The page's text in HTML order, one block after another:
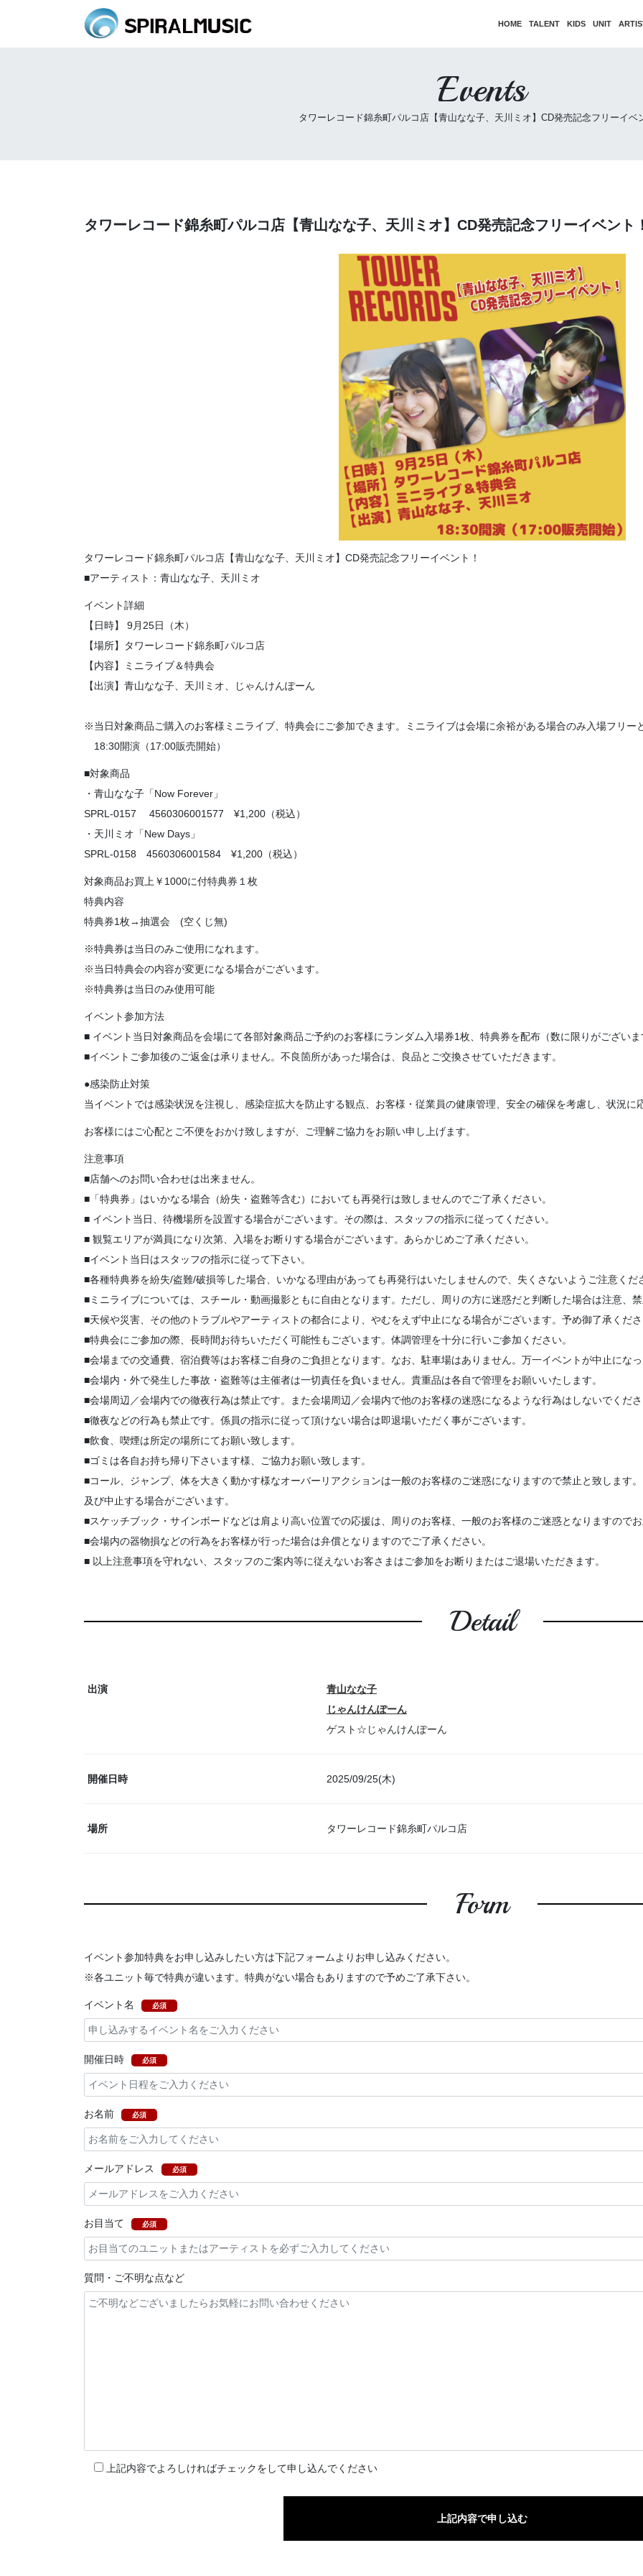
HOME TALENT KIDS UNIT
Events
タワーレコード錦糸町パルコ店【青山なな子、天川ミオ】CD発売記念フリーイベ
タワーレコード錦糸町パルコ店【青山なな子、天川ミオ】CD発売記念フリーイベント！
タワーレコード錦糸町パルコ店【青山なな子、天川ミオ】CD発売記念フリーイベント！
■アーティスト：青山なな子、天川ミオ
イベント詳細
【日時】 9月25日（木）
【場所】タワーレコード錦糸町パルコ店
【内容】ミニライブ＆特典会
【出演】青山なな子、天川ミオ、じゃんけんぽーん
※当日対象商品ご購入のお客様ミニライブ、特典会にご参加できます。ミニライブは会場に余裕がある場合のみ入場フリー
18:30開演（17:00販売開始）
■対象商品
・青山なな子「Now Forever」
SPRL-0157 4560306001577 ¥1,200（税込）
・天川ミオ「New Days」
SPRL-0158 4560306001584 ¥1,200（税込）
対象商品お買上￥1000に付特典券１枚
特典内容
特典券1枚→抽選会 (空くじ無)
※特典券は当日のみご使用になれます。
※当日特典会の内容が変更になる場合がございます。
※特典券は当日のみ使用可能
イベント参加方法
■ イベント当日対象商品を会場にて各部対象商品ご予約のお客様にランダム入場券1枚、特典券を配布（数に限りがございま
■イベントご参加後のご返金は承りません。不良箇所があった場合は、良品とご交換させていただきます。
●感染防止対策
当イベントでは感染状況を注視し、感染症拡大を防止する観点、お客様・従業員の健康管理、安全の確保を考慮し、状況に
お客様にはご心配とご不便をおかけ致しますが、ご理解ご協力をお願い申し上げます。
注意事項
■店舗へのお問い合わせは出来ません。
■「特典券」はいかなる場合（紛失・盗難等含む）においても再発行は致しませんのでご了承ください。
■ イベント当日、待機場所を設置する場合がございます。その際は、スタッフの指示に従ってください。
■ 観覧エリアが満員になり次第、入場をお断りする場合がございます。あらかじめご了承ください。
■イベント当日はスタッフの指示に従って下さい。
■各種特典券を紛失/盗難/破損等した場合、いかなる理由があっても再発行はいたしませんので、失くさないようご注意くだ
■ミニライブについては、スチール・動画撮影ともに自由となります。ただし、周りの方に迷惑だと判断した場合は注意、禁
■天候や災害、その他のトラブルやアーティストの都合により、やむをえず中止になる場合がございます。予め御了承くださ
■特典会にご参加の際、長時間お待ちいただく可能性もございます。体調管理を十分に行いご参加ください。
■会場までの交通費、宿泊費等はお客様ご自身のご負担となります。なお、駐車場はありません。万一イベントが中止にな
■会場内・外で発生した事故・盗難等は主催者は一切責任を負いません。貴重品は各自で管理をお願いいたします。
■会場周辺／会場内での徹夜行為は禁止です。また会場周辺／会場内で他のお客様の迷惑になるような行為はしないでくだ
■徹夜などの行為も禁止です。係員の指示に従って頂けない場合は即退場いただく事がございます。
■飲食、喫煙は所定の場所にてお願い致します。
■ゴミは各自お持ち帰り下さいます様、ご協力お願い致します。
■コール、ジャンプ、体を大きく動かす様なオーバーリアクションは一般のお客様のご迷惑になりますので禁止と致します
及び中止する場合がございます。
■スケッチブック・サインボードなどは肩より高い位置での応援は、周りのお客様、一般のお客様のご迷惑となりますのでお
■会場内の器物損などの行為をお客様が行った場合は弁償となりますのでご了承ください。
■ 以上注意事項を守れない、スタッフのご案内等に従えないお客さまはご参加をお断りまたはご退場いただきます。
Detail
出演
青山なな子
じゃんけんぽーん
ゲスト☆じゃんけんぽーん
開催日時 2025/09/25(木)
場所 タワーレコード錦糸町パルコ店
Form
イベント参加特典をお申し込みしたい方は下記フォームよりお申し込みください。
※各ユニット毎で特典が違います。特典がない場合もありますので予めご了承下さい。
イベント名 必須
開催日時 必須
お名前 必須
メールアドレス 必須
お目当て 必須
質問・ご不明な点など
上記内容でよろしければチェックをして申し込んでください